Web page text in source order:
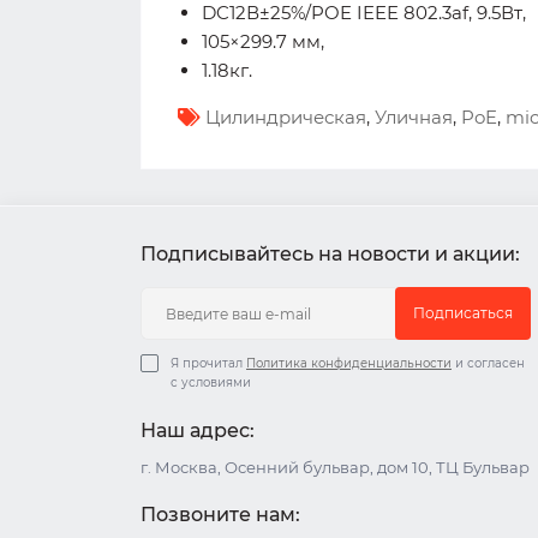
DC12В±25%/POE IEEE 802.3af, 9.5Вт,
105×299.7 мм,
1.18кг.
Цилиндрическая, Уличная, PoE,
Подписывайтесь на новости и акции:
Подписаться
Я прочитал Политика конфиденциальности и согласен
с условиями
Наш адрес:
г. Москва, Осенний бульвар, дом 10, ТЦ Бульвар
Позвоните нам: